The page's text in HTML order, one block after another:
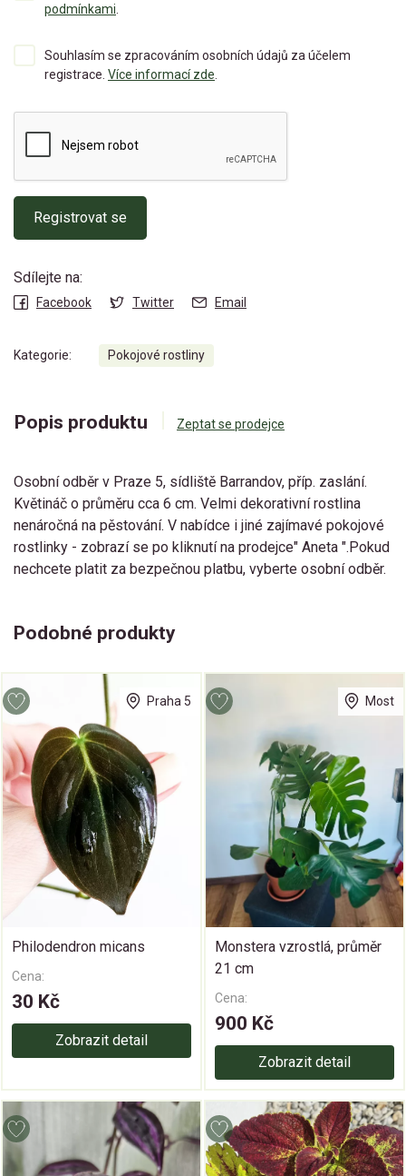
podmínkami.
Souhlasím se zpracováním osobních údajů za účelem
registrace. Více informací zde.
Registrovat se
Sdílejte na:
Facebook Twitter Email
Kategorie: Pokojové rostliny
Popis produktu Zeptat se prodejce
Osobní odběr v Praze 5, sídliště Barrandov, příp. zaslání.
Květináč o průměru cca 6 cm. Velmi dekorativní rostlina
nenáročná na pěstování. V nabídce i jiné zajímavé pokojové
rostlinky - zobrazí se po kliknutí na prodejce" Aneta ".Pokud
nechcete platit za bezpečnou platbu, vyberte osobní odběr.
Podobné produkty
Praha 5
Philodendron micans
Cena:
30 Kč
Zobrazit detail
Most
Monstera vzrostlá, průměr
21 cm
Cena:
900 Kč
Zobrazit detail